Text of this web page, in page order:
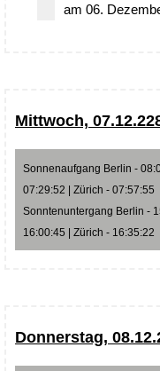
am 06.
Mittwoch,
Sonnenaufgang Berlin -
07:29:52 | Zürich - 07:57:55
Sonntenuntergang Berlin -
16:00:45 | Zürich - 16:35:22
Donnerstag,